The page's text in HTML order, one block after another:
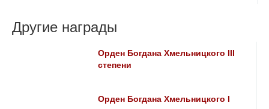
Другие награды
Орден Богдана Хмельницкого III
степени
Орден Богдана Хмельницкого I